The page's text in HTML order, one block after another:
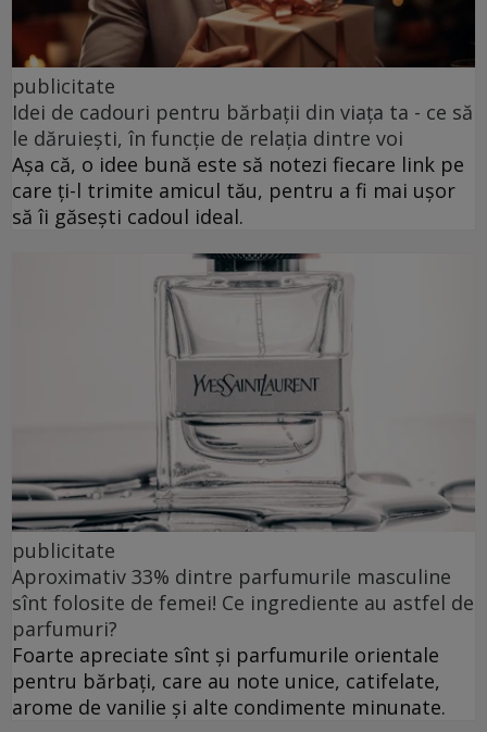
publicitate
Idei de cadouri pentru bărbații din viața ta - ce să
le dăruiești, în funcție de relația dintre voi
Așa că, o idee bună este să notezi fiecare link pe
care ți-l trimite amicul tău, pentru a fi mai ușor
să îi găsești cadoul ideal.
publicitate
Aproximativ 33% dintre parfumurile masculine
sînt folosite de femei! Ce ingrediente au astfel de
parfumuri?
Foarte apreciate sînt și parfumurile orientale
pentru bărbați, care au note unice, catifelate,
arome de vanilie și alte condimente minunate.